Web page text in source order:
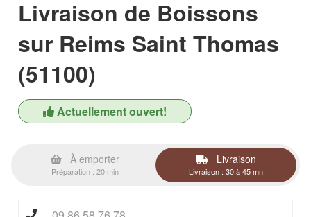
Livraison de Boissons
sur Reims Saint Thomas
(51100)
Actuellement ouvert!
À emporter
Préparation : 20 min
Livraison
Livraison : 30 à 45 mn